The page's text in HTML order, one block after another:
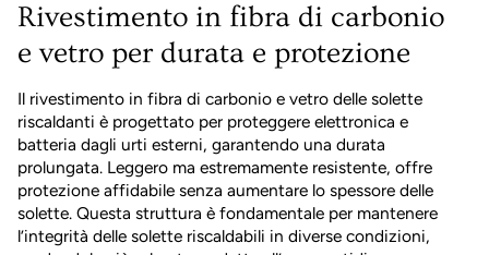
Rivestimento in fibra di carbonio
e vetro per durata e protezione
Il rivestimento in fibra di carbonio e vetro delle solette
riscaldanti è progettato per proteggere elettronica e
batteria dagli urti esterni, garantendo una durata
prolungata. Leggero ma estremamente resistente, offre
protezione affidabile senza aumentare lo spessore delle
solette. Questa struttura è fondamentale per mantenere
l’integrità delle solette riscaldabili in diverse condizioni,